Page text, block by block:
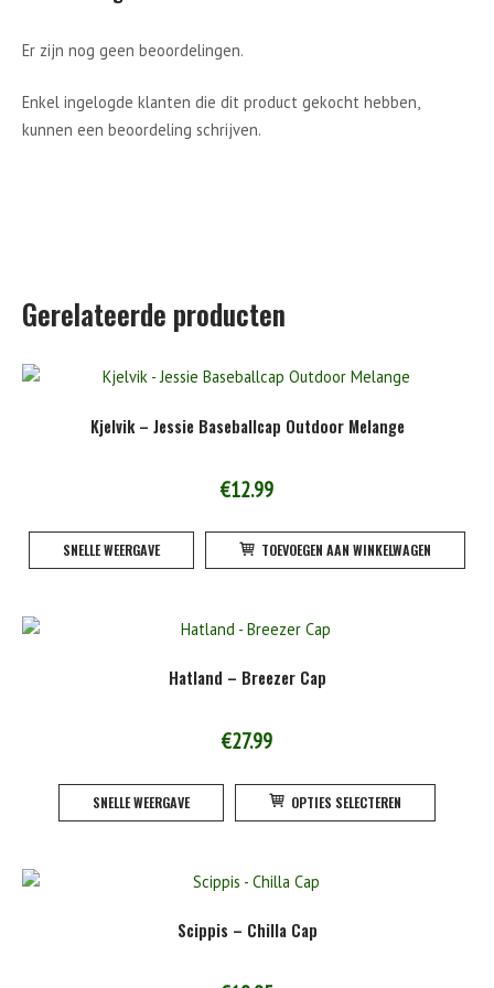
Er zijn nog geen beoordelingen.
Enkel ingelogde klanten die dit product gekocht hebben,
kunnen een beoordeling schrijven.
Gerelateerde producten
Kjelvik – Jessie Baseballcap Outdoor Melange
€12.99
SNELLE WEERGAVE TOEVOEGEN AAN WINKELWAGEN
Hatland – Breezer Cap
€27.99
SNELLE WEERGAVE OPTIES SELECTEREN
Scippis – Chilla Cap